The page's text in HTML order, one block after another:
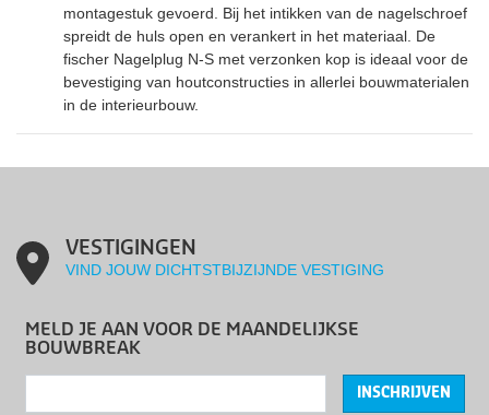
montagestuk gevoerd. Bij het intikken van de nagelschroef
spreidt de huls open en verankert in het materiaal. De
fischer Nagelplug N-S met verzonken kop is ideaal voor de
bevestiging van houtconstructies in allerlei bouwmaterialen
in de interieurbouw.
VESTIGINGEN
VIND JOUW DICHTSTBIJZIJNDE VESTIGING
MELD JE AAN VOOR DE MAANDELIJKSE
BOUWBREAK
INSCHRIJVEN